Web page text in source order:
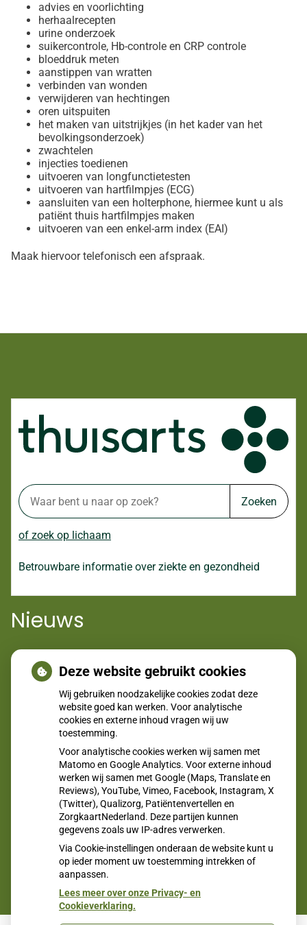
advies en voorlichting
herhaalrecepten
urine onderzoek
suikercontrole, Hb-controle en CRP controle
bloeddruk meten
aanstippen van wratten
verbinden van wonden
verwijderen van hechtingen
oren uitspuiten
het maken van uitstrijkjes (in het kader van het
bevolkingsonderzoek)
zwachtelen
injecties toedienen
uitvoeren van longfunctietesten
uitvoeren van hartfilmpjes (ECG)
aansluiten van een holterphone, hiermee kunt u als
patiënt thuis hartfilmpjes maken
uitvoeren van een enkel-arm index (EAI)
Maak hiervoor telefonisch een afspraak.
Zoeken
of zoek op lichaam
Betrouwbare informatie over ziekte en gezondheid
Nieuws
Jong en alert: hoe je borstkanker herkent als je verder kijkt
dan een knobbeltje
Sinds huisartsen afslankmedicijnen mogen voorschrijven,
neemt gebruik toe
Eigen risico gaat onder toekomstig kabinet omhoog
Schurft sinds corona geen vergeten ziekte meer: aantal
uitbraken fors gestegen
CZ vergoedt zorg van twee gespecialiseerde
revalidatieartsen niet meer
Deze website gebruikt cookies
Wij gebruiken noodzakelijke cookies zodat deze
website goed kan werken. Voor analytische
cookies en externe inhoud vragen wij uw
toestemming.
Voor analytische cookies werken wij samen met
Matomo en Google Analytics. Voor externe inhoud
werken wij samen met Google (Maps, Translate en
Reviews), YouTube, Vimeo, Facebook, Instagram, X
(Twitter), Qualizorg, Patiëntenvertellen en
ZorgkaartNederland. Deze partijen kunnen
gegevens zoals uw IP-adres verwerken.
Via Cookie-instellingen onderaan de website kunt u
op ieder moment uw toestemming intrekken of
aanpassen.
Lees meer over onze Privacy- en
Cookieverklaring.